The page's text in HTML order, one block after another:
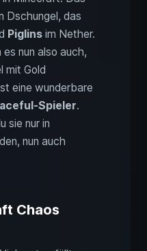
Dschungel, das
Piglins im Nether.
nun also auch,
mit Gold
eine wunderbare
Spieler.
sie nur in
nun auch
Chaos